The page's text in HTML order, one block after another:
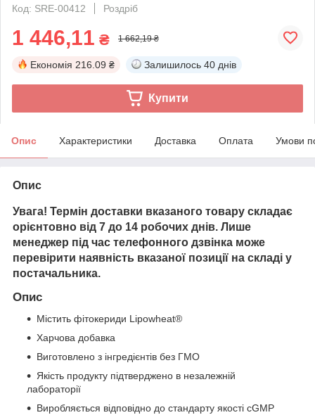
Код: SRE-00412
Роздріб
1 446,11 ₴ 1 662,19 ₴
Економія 216.09 ₴ Залишилось 40 днів
Купити
Опис Характеристики Доставка Оплата Умови
Опис
Увага! Термін доставки вказаного товару складає
орієнтовно від 7 до 14 робочих днів. Лише
менеджер під час телефонного дзвінка може
перевірити наявність вказаної позиції на складі у
постачальника.
Опис
Містить фітокериди Lipowheat®
Харчова добавка
Виготовлено з інгредієнтів без ГМО
Якість продукту підтверджено в незалежній
лабораторії
Виробляється відповідно до стандарту якості cGMP